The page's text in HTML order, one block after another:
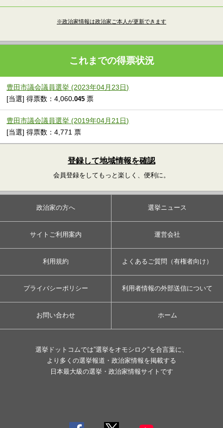
※政治家情報は政治家ご本人が更新できます
これまでの得票状況
豊田市議会議員選挙 (2023年04月23日)
[当選] 得票数：4,060.045 票
豊田市議会議員選挙 (2019年04月21日)
[当選] 得票数：4,771 票
登録して地域情報を確認
会員登録をしてもっと楽しく、便利に。
政治家の方へ 選挙ニュース
サイトご利用案内 運営会社
利用規約 よくあるご質問（有権者向け）
プライバシーポリシー 利用者情報の外部送信について
お問い合わせ ホーム
選挙ドットコムでは”選挙をオモシロク”を合言葉に、
より多くの選挙報道・政治家情報を掲載する
日本最大級の選挙・政治家情報サイトです